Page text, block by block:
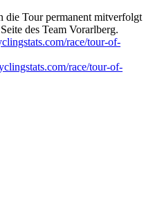
die Tour permanent mitverfolgt
des Team Vorarlberg.
race/tour-of-
race/tour-of-